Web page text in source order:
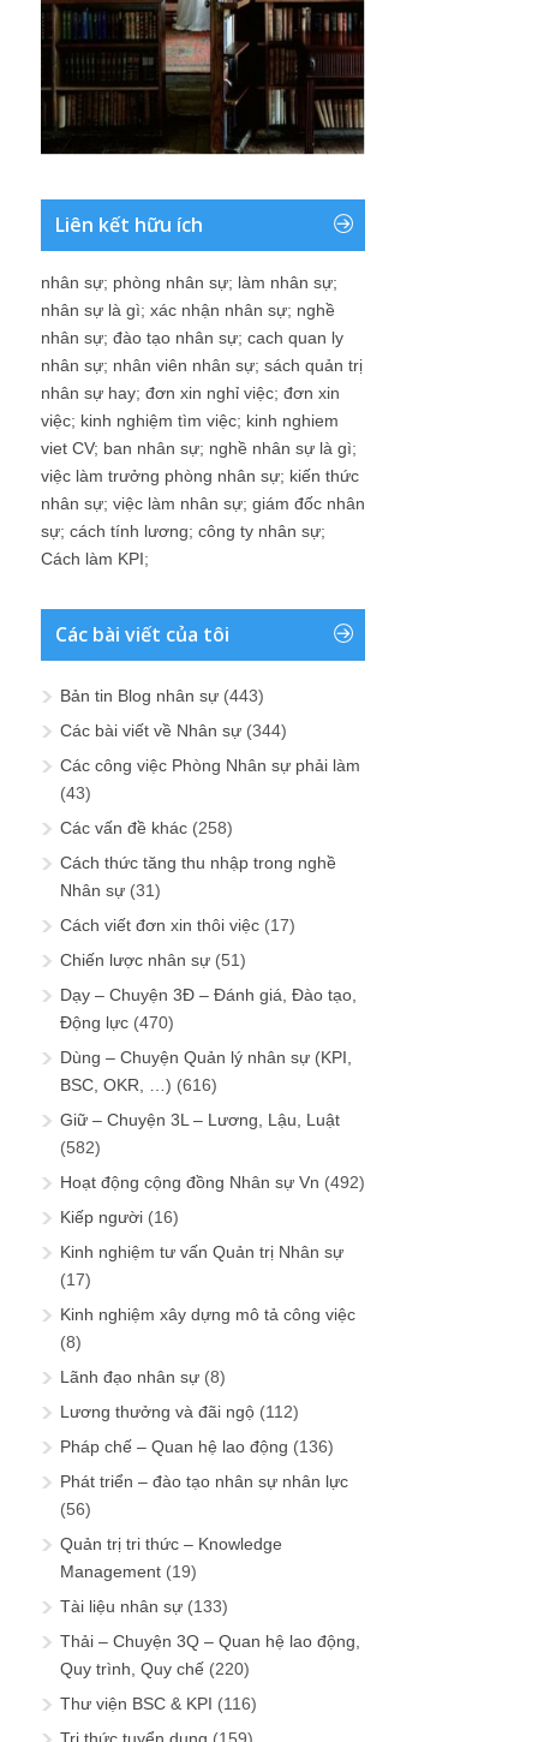
Liên kết hữu ích
nhân sự; phòng nhân sự; làm nhân sự;
nhân sự là gì; xác nhận nhân sự; nghề
nhân sự; đào tạo nhân sự; cach quan ly
nhân sự; nhân viên nhân sự; sách quản trị
nhân sự hay; đơn xin nghỉ việc; đơn xin
việc; kinh nghiệm tìm việc; kinh nghiem
viet CV; ban nhân sự; nghề nhân sự là gì;
việc làm trưởng phòng nhân sự; kiến thức
nhân sự; việc làm nhân sự; giám đốc nhân
sự; cách tính lương; công ty nhân sự;
Cách làm KPI;
Các bài viết của tôi
Bản tin Blog nhân sự (443)
Các bài viết về Nhân sự (344)
Các công việc Phòng Nhân sự phải làm
(43)
Các vấn đề khác (258)
Cách thức tăng thu nhập trong nghề
Nhân sự (31)
Cách viết đơn xin thôi việc (17)
Chiến lược nhân sự (51)
Dạy – Chuyện 3Đ – Đánh giá, Đào tạo,
Động lực (470)
Dùng – Chuyện Quản lý nhân sự (KPI,
BSC, OKR, …) (616)
Giữ – Chuyện 3L – Lương, Lậu, Luật
(582)
Hoạt động cộng đồng Nhân sự Vn (492)
Kiếp người (16)
Kinh nghiệm tư vấn Quản trị Nhân sự
(17)
Kinh nghiệm xây dựng mô tả công việc
(8)
Lãnh đạo nhân sự (8)
Lương thưởng và đãi ngộ (112)
Pháp chế – Quan hệ lao động (136)
Phát triển – đào tạo nhân sự nhân lực
(56)
Quản trị tri thức – Knowledge
Management (19)
Tài liệu nhân sự (133)
Thải – Chuyện 3Q – Quan hệ lao động,
Quy trình, Quy chế (220)
Thư viện BSC & KPI (116)